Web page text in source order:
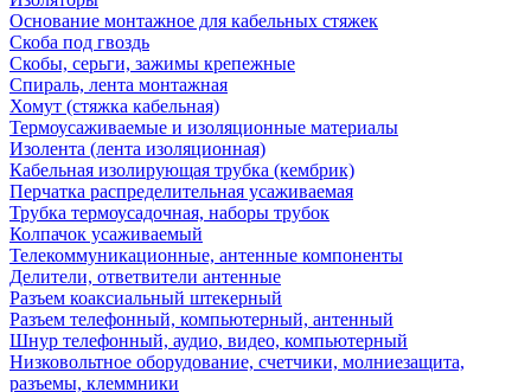
Основание монтажное для кабельных стяжек
Скоба под гвоздь
Скобы, серьги, зажимы крепежные
Спираль, лента монтажная
Хомут (стяжка кабельная)
Термоусаживаемые и изоляционные материалы
Изолента (лента изоляционная)
Кабельная изолирующая трубка (кембрик)
Перчатка распределительная усаживаемая
Трубка термоусадочная, наборы трубок
Колпачок усаживаемый
Телекоммуникационные, антенные компоненты
Делители, ответвители антенные
Разъем коаксиальный штекерный
Разъем телефонный, компьютерный, антенный
Шнур телефонный, аудио, видео, компьютерный
Низковольтное оборудование, счетчики, молниезащита,
разъемы, клеммники